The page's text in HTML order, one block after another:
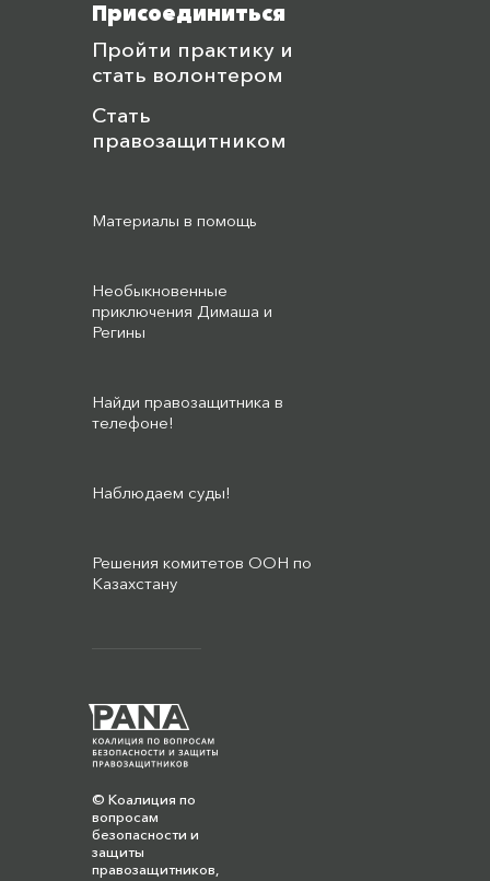
© Коалиция по
вопросам
безопасности и
защиты
правозащитников,
Присоединиться
Пройти практику и
стать волонтером
Стать
правозащитником
Материалы в помощь
Необыкновенные
приключения Димаша и
Регины
Найди правозащитника в
телефоне!
Наблюдаем суды!
Решения комитетов ООН по
Казахстану